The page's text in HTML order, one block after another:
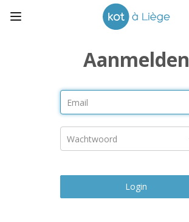
Aanmelden
Login